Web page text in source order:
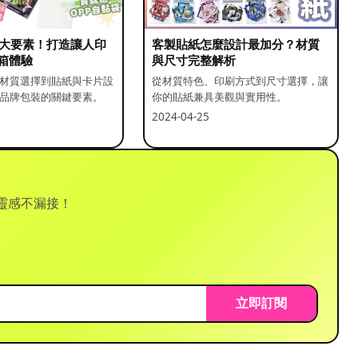
要素！打造讓人印
體驗
質選擇到貼紙與卡片設
牌包裝的關鍵要素。
客製貼紙怎麼設計最加分？材質
與尺寸完整解析
從材質特色、印刷方式到尺寸選擇，讓
你的貼紙兼具美觀與實用性。
2024-04-25
不漏接！
立即訂閱